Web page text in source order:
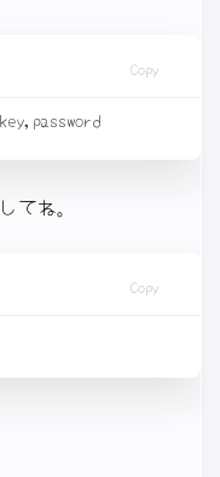
Copy
てね。
Copy